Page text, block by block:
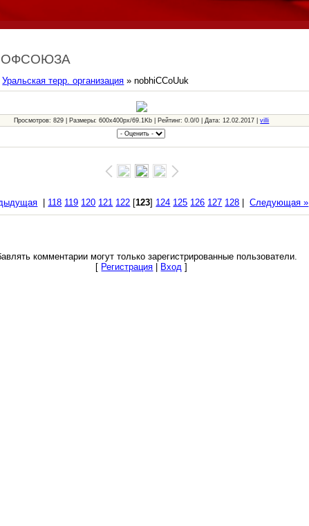
Уральская терр. организация » nobhiCCoUuk
Просмотров: 829 | Размеры: 600x400px/69.1Kb | Рейтинг: 0.0/0 | Дата: 12.02.2017 |villi
118 119 120 121 122 [123] 124 125 126 127 128 |Следующая »
комментарии могут только зарегистрированные пользователи.
[ Регистрация | Вход ]